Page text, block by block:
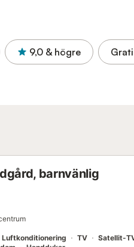
9,0 & högre
barnvänlig
Luftkonditionering TV Satellit-